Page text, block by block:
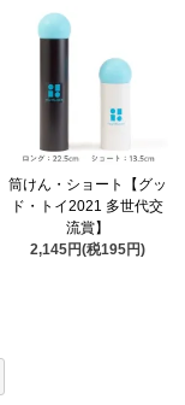
筒けん・ショート【グッ
ド・トイ2021 多世代交
流賞】
2,145円(税195円)